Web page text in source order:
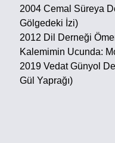
2004 Cemal Süreya
Gölgedeki İzi)
2012 Dil Derneği
Kalemimin Ucunda:
2019 Vedat Günyol
Gül Yaprağı)